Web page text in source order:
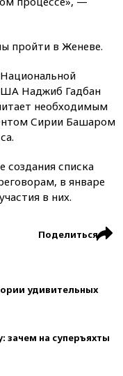
пройти в Женеве.
Наджиб Гадбан
необходимым
Сирии Башаром
создания списка
в январе
в них.
Поделиться
удивительных
зачем на суперъяхты